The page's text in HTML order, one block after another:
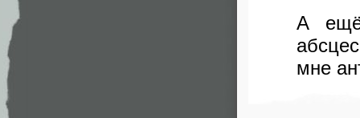
А ещё
мне